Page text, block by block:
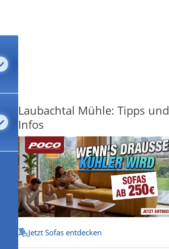
Laubachtal Mühle: Tipps und
Infos
Jetzt Sofas entdecken